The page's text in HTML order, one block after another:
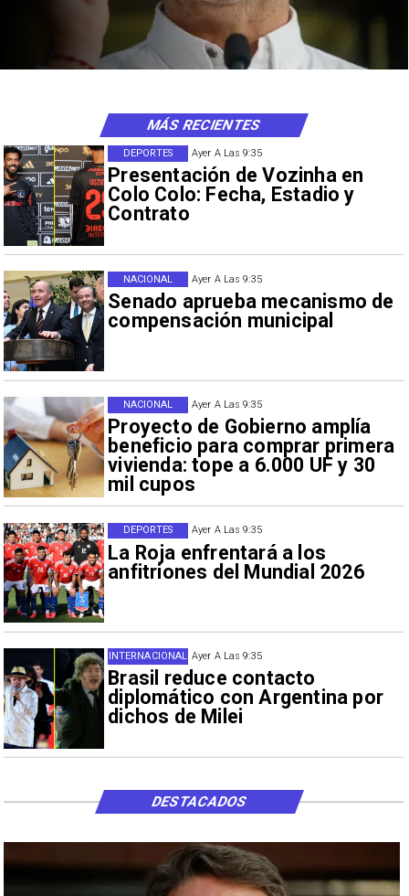
Ayer A Las 9:35
Presentación de Vozinha en
Colo Colo: Fecha, Estadio y
Contrato
DEPORTES
Ayer A Las 9:35
Senado aprueba mecanismo de
compensación municipal
NACIONAL
Ayer A Las 9:35
Proyecto de Gobierno amplía
beneficio para comprar primera
vivienda: tope a 6.000 UF y 30
mil cupos
NACIONAL
Ayer A Las 9:35
La Roja enfrentará a los
anfitriones del Mundial 2026
DEPORTES
Ayer A Las 9:35
Brasil reduce contacto
diplomático con Argentina por
dichos de Milei
INTERNACIONAL
MÁS RECIENTES
DESTACADOS